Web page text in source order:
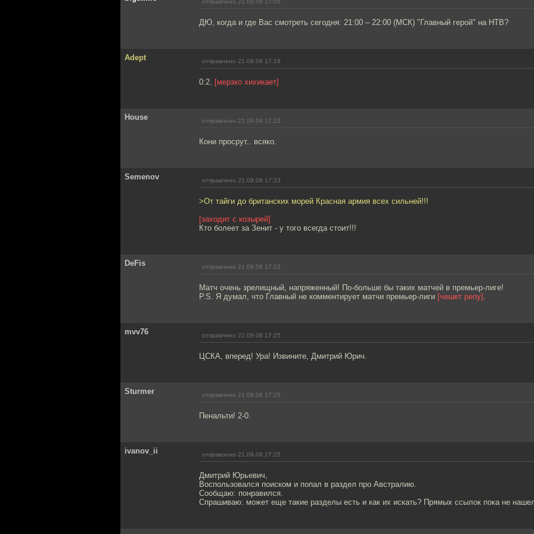
отправлено 21.09.08 17:05
ДЮ, когда и где Вас смотреть сегодня: 21:00 – 22:00 (МСК) "Главный герой" на НТВ?
Adept отправлено 21.09.08 17:18
0:2. [мерзко хихикает]
House отправлено 21.09.08 17:23
Кони просрут.. всяко.
Semenov отправлено 21.09.08 17:23
>От тайги до британских морей Красная армия всех сильней!!!
[заходит с козырей]
Кто болеет за Зенит - у того всегда стоит!!!
DeFis отправлено 21.09.08 17:23
Матч очень зрелищный, напряженный! По-больше бы таких матчей в премьер-лиге!
P.S. Я думал, что Главный не комментирует матчи премьер-лиги [чешет репу] .
mvv76 отправлено 21.09.08 17:25
ЦСКА, вперед! Ура! Извините, Дмитрий Юрич.
Sturmer отправлено 21.09.08 17:25
Пенальти! 2-0.
ivanov_ii отправлено 21.09.08 17:25
Дмитрий Юрьевич,
Воспользовался поиском и попал в раздел про Австралию.
Сообщаю: понравился.
Спрашиваю: может еще такие разделы есть и как их искать? Прямых ссылок пока не